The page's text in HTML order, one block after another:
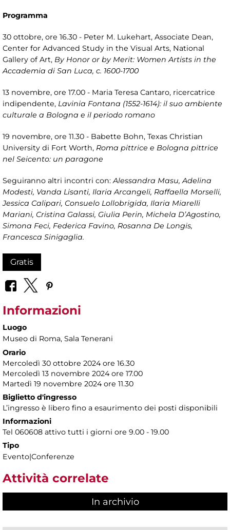
Programma
30 ottobre, ore 16.30 - Peter M. Lukehart, Associate Dean,
Center for Advanced Study in the Visual Arts, National
Gallery of Art, By Honor or by Merit: Women Artists in the
Accademia di San Luca, c. 1600-1700
13 novembre, ore 17.00 - Maria Teresa Cantaro, ricercatrice
indipendente, Lavinia Fontana (1552-1614): il suo ambiente
culturale a Bologna e il periodo romano
19 novembre, ore 11.30 - Babette Bohn, Texas Christian
University di Fort Worth, Roma pittrice e Bologna pittrice
nel Seicento: un paragone
Seguiranno altri incontri con:Alessandra Masu, Adelina
Modesti, Vanda Lisanti, Ilaria Arcangeli, Raffaella Morselli,
Jessica Calipari, Consuelo Lollobrigida, Ilaria Miarelli
Mariani, Cristina Galassi, Giulia Perin, Michela D’Agostino,
Simona Feci, Federica Favino, Rosanna De Longis,
Francesca Sinigaglia.
Gratis
Informazioni
Luogo
Museo di Roma, Sala Tenerani
Orario
Mercoledì 30 ottobre 2024 ore 16.30
Mercoledì 13 novembre 2024 ore 17.00
Martedì 19 novembre 2024 ore 11.30
Biglietto d'ingresso
L’ingresso è libero fino a esaurimento dei posti disponibili
Informazioni
Tel 060608 attivo tutti i giorni ore 9.00 - 19.00
Tipo
Evento|Conferenze
Attività correlate
In archivio